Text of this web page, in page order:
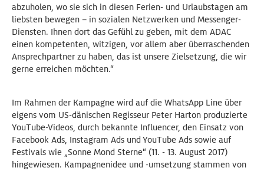
abzuholen, wo sie sich in diesen Ferien- und Urlaubstagen am
liebsten bewegen – in sozialen Netzwerken und Messenger-
Diensten. Ihnen dort das Gefühl zu geben, mit dem ADAC
einen kompetenten, witzigen, vor allem aber überraschenden
Ansprechpartner zu haben, das ist unsere Zielsetzung, die wir
gerne erreichen möchten.“
Im Rahmen der Kampagne wird auf die WhatsApp Line über
eigens vom US-dänischen Regisseur Peter Harton produzierte
YouTube-Videos, durch bekannte Influencer, den Einsatz von
Facebook Ads, Instagram Ads und YouTube Ads sowie auf
Festivals wie „Sonne Mond Sterne“ (11. - 13. August 2017)
hingewiesen. Kampagnenidee und -umsetzung stammen von